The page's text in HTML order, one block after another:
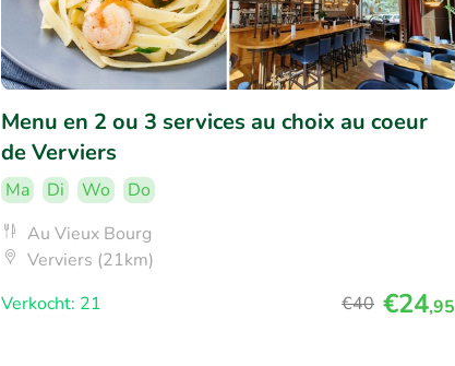
Menu en 2 ou 3 services au choix au coeur
de Verviers
Ma Di Wo
Do
Au Vieux Bourg
Verviers (21km)
Verkocht: 21
€40 €24,95